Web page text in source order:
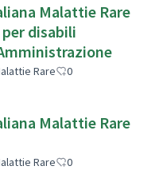
Malattie Rare
disabili
Rare 0
Malattie Rare
Rare 0